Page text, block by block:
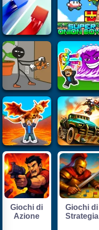
Giochi di
Azione
Giochi di
Strategia